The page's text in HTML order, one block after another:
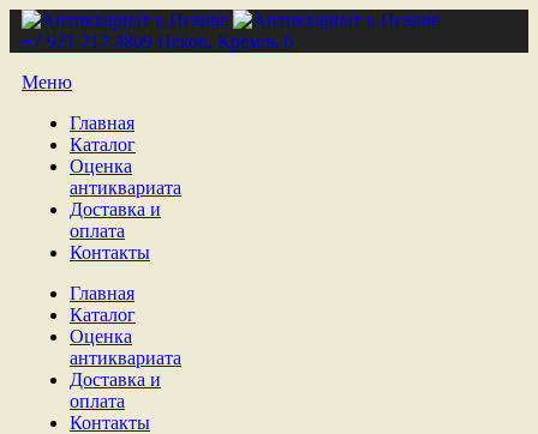
+7 921 212 4809 Псков, Кремль 6
Меню
Главная
Каталог
Оценка
антиквариата
Доставка и
оплата
Контакты
Главная
Каталог
Оценка
антиквариата
Доставка и
оплата
Контакты